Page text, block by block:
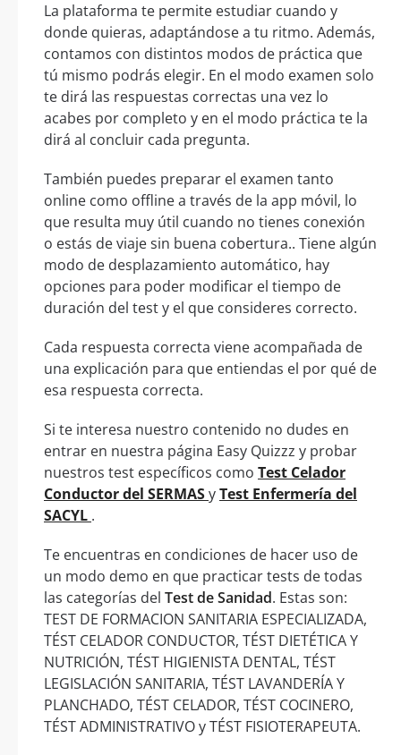
La plataforma te permite estudiar cuando y
donde quieras, adaptándose a tu ritmo. Además,
contamos con distintos modos de práctica que
tú mismo podrás elegir. En el modo examen solo
te dirá las respuestas correctas una vez lo
acabes por completo y en el modo práctica te la
dirá al concluir cada pregunta.
También puedes preparar el examen tanto
online como offline a través de la app móvil, lo
que resulta muy útil cuando no tienes conexión
o estás de viaje sin buena cobertura.. Tiene algún
modo de desplazamiento automático, hay
opciones para poder modificar el tiempo de
duración del test y el que consideres correcto.
Cada respuesta correcta viene acompañada de
una explicación para que entiendas el por qué de
esa respuesta correcta.
Si te interesa nuestro contenido no dudes en
entrar en nuestra página Easy Quizzz y probar
nuestros test específicos como Test Celador
Conductor del SERMASyTest Enfermería del
SACYL .
Te encuentras en condiciones de hacer uso de
un modo demo en que practicar tests de todas
las categorías del Test de Sanidad. Estas son:
TEST DE FORMACION SANITARIA ESPECIALIZADA,
TÉST CELADOR CONDUCTOR, TÉST DIETÉTICA Y
NUTRICIÓN, TÉST HIGIENISTA DENTAL, TÉST
LEGISLACIÓN SANITARIA, TÉST LAVANDERÍA Y
PLANCHADO, TÉST CELADOR, TÉST COCINERO,
TÉST ADMINISTRATIVO y TÉST FISIOTERAPEUTA.